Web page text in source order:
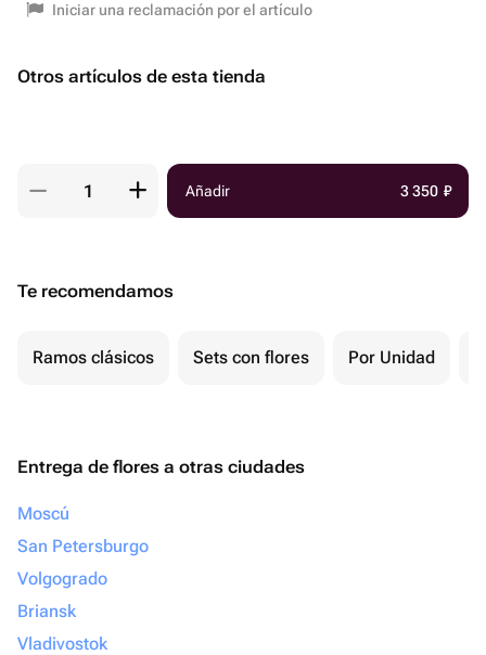
Iniciar una reclamación por el artículo
Otros artículos de esta tienda
Añadir 3 350 ₽
Te recomendamos
Ramos clásicos Sets con flores Por Unidad
Entrega de flores a otras ciudades
Moscú
San Petersburgo
Volgogrado
Briansk
Vladivostok